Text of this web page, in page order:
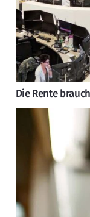
Die Rente